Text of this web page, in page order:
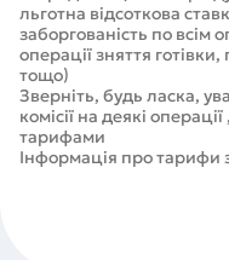
льготна відсоткова
заборгованість по всім
операції зняття
тощо)
Зверніть, будь ласка,
комісії на деякі
тарифами
Інформація про тарифи